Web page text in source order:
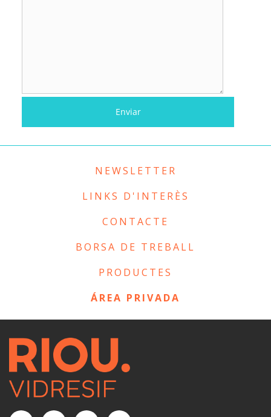
NEWSLETTER
LINKS D'INTERÈS
CONTACTE
BORSA DE TREBALL
PRODUCTES
ÁREA PRIVADA